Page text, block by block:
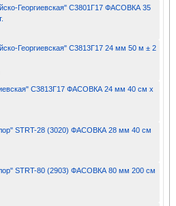
Георгиевская" С3801Г17 ФАСОВКА 35
Георгиевская" С3813Г17 24 мм 50 м ± 2
С3813Г17 ФАСОВКА 24 мм 40 см x
STRT-28 (3020) ФАСОВКА 28 мм 40 см
STRT-80 (2903) ФАСОВКА 80 мм 200 см